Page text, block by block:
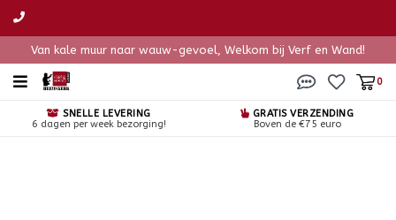
Van kale muur naar wauw-gevoel, Welkom bij Verf en Wand!
0
SNELLE LEVERING
6 dagen per week bezorging!
GRATIS VERZENDING
Boven de €75 euro